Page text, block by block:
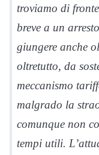
troviamo di
breve a un
giungere anche
oltretutto, da
meccanismo
malgrado la
comunque non
tempi utili.